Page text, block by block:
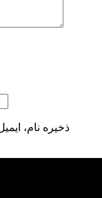
ذخیره نام،